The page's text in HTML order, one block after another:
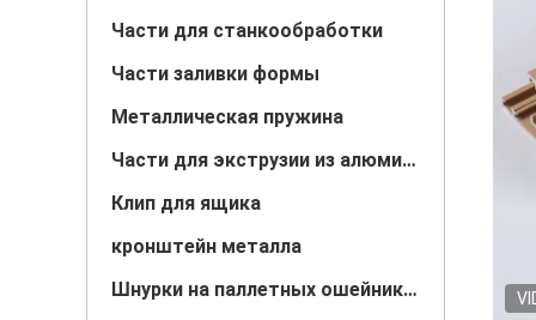
Части для станкообработки
Части заливки формы
Металлическая пружина
Части для экструзии из алюминия
Клип для ящика
кронштейн металла
Шнурки на паллетных ошейниках